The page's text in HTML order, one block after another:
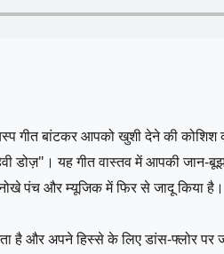
बांटकर आपको खुशी देने की कोशिश
डोज़"। यह गीत वास्तव में आपकी जान-
पंच और म्यूजिक में फिर से जादू किया है।
है और अपने हिस्से के लिए डांस-फ्लोर पर